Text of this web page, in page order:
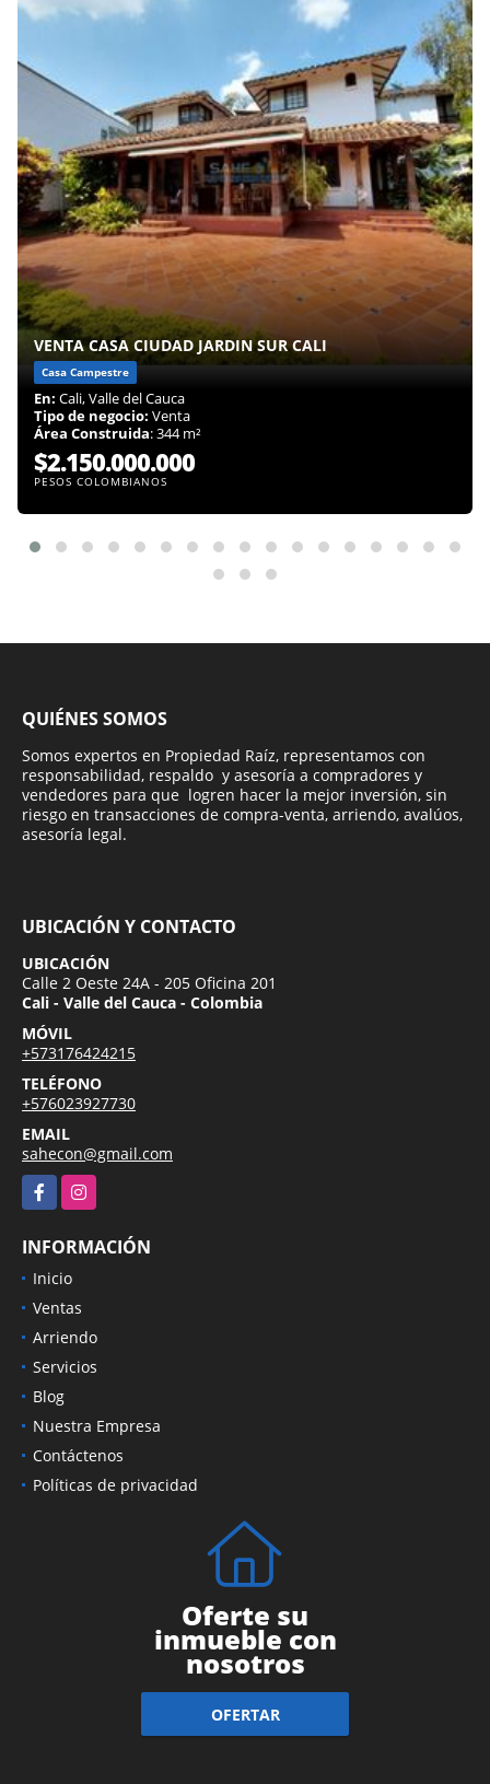
VENTA CASA CIUDAD JARDIN SUR CALI
Casa Campestre
En: Cali, Valle del Cauca
Tipo de negocio: Venta
Área Construida: 344 m²
$2.150.000.000
PESOS COLOMBIANOS
QUIÉNES SOMOS
Somos expertos en Propiedad Raíz, representamos con
responsabilidad, respaldo y asesoría a compradores y
vendedores para que logren hacer la mejor inversión, sin
riesgo en transacciones de compra-venta, arriendo, avalúos,
asesoría legal.
UBICACIÓN Y CONTACTO
UBICACIÓN
Calle 2 Oeste 24A - 205 Oficina 201
Cali - Valle del Cauca - Colombia
MÓVIL
+573176424215
TELÉFONO
+576023927730
EMAIL
sahecon@gmail.com
FacebookInstagram
INFORMACIÓN
Inicio
Ventas
Arriendo
Servicios
Blog
Nuestra Empresa
Contáctenos
Políticas de privacidad
Oferte su
inmueble con
nosotros
OFERTAR